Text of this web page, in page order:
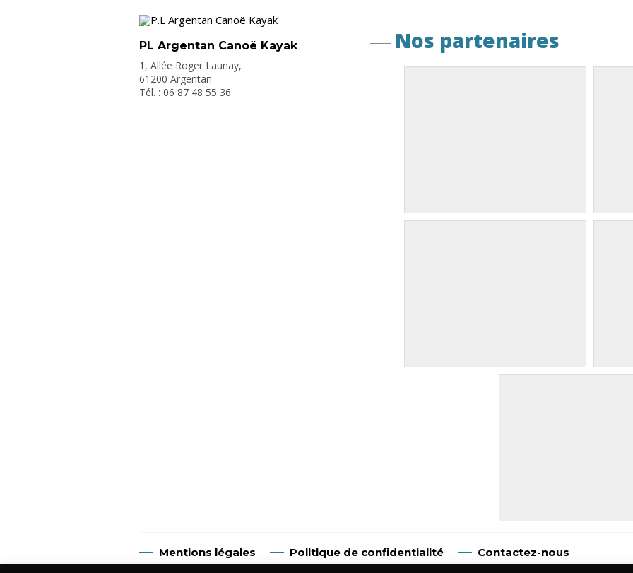
PL Argentan Canoë Kayak
1, Allée Roger Launay,
61200 Argentan
Tél. : 06 87 48 55 36
Nos partenaires
Mentions légales Politique de confidentialité Contactez-nous